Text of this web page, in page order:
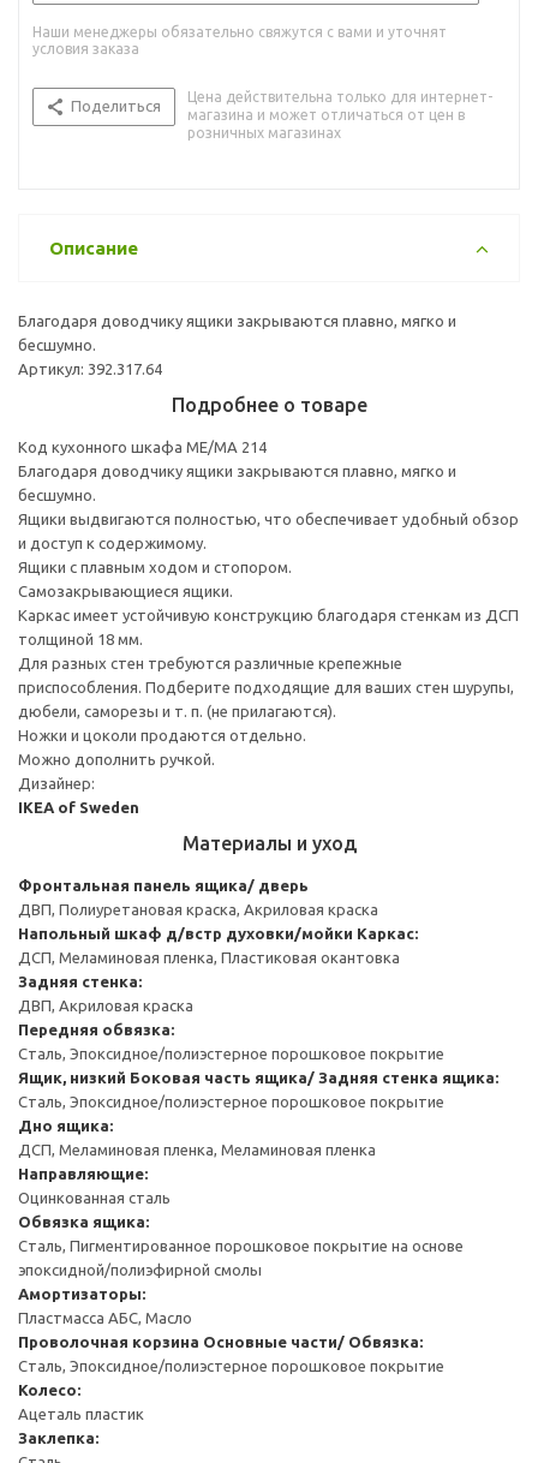
Наши менеджеры обязательно свяжутся с вами и уточнят
условия заказа
Поделиться
Цена действительна только для интернет-
магазина и может отличаться от цен в
розничных магазинах
Описание
Благодаря доводчику ящики закрываются плавно, мягко и
бесшумно.
Артикул: 392.317.64
Подробнее о товаре
Код кухонного шкафа ME/MA 214
Благодаря доводчику ящики закрываются плавно, мягко и
бесшумно.
Ящики выдвигаются полностью, что обеспечивает удобный обзор
и доступ к содержимому.
Ящики с плавным ходом и стопором.
Самозакрывающиеся ящики.
Каркас имеет устойчивую конструкцию благодаря стенкам из ДСП
толщиной 18 мм.
Для разных стен требуются различные крепежные
приспособления. Подберите подходящие для ваших стен шурупы,
дюбели, саморезы и т. п. (не прилагаются).
Ножки и цоколи продаются отдельно.
Можно дополнить ручкой.
Дизайнер:
IKEA of Sweden
Материалы и уход
Фронтальная панель ящика/ дверь
ДВП, Полиуретановая краска, Акриловая краска
Напольный шкаф д/встр духовки/мойки Каркас:
ДСП, Меламиновая пленка, Пластиковая окантовка
Задняя стенка:
ДВП, Акриловая краска
Передняя обвязка:
Сталь, Эпоксидное/полиэстерное порошковое покрытие
Ящик, низкий Боковая часть ящика/ Задняя стенка ящика:
Сталь, Эпоксидное/полиэстерное порошковое покрытие
Дно ящика:
ДСП, Меламиновая пленка, Меламиновая пленка
Направляющие:
Оцинкованная сталь
Обвязка ящика:
Сталь, Пигментированное порошковое покрытие на основе
эпоксидной/полиэфирной смолы
Амортизаторы:
Пластмасса АБС, Масло
Проволочная корзина Основные части/ Обвязка:
Сталь, Эпоксидное/полиэстерное порошковое покрытие
Колесо:
Ацеталь пластик
Заклепка: